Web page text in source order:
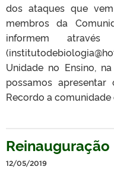
dos ataques que
membros da
informem
Unidade no Ensino,
possamos
Recordo a
12/05/2019